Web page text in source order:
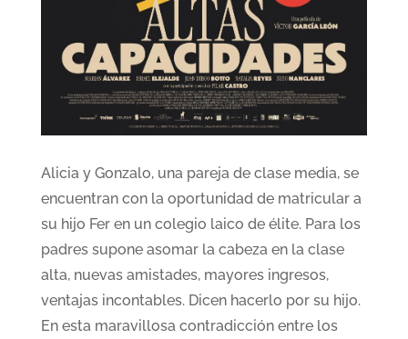
Alicia y Gonzalo, una pareja de clase media, se
encuentran con la oportunidad de matricular a
su hijo Fer en un colegio laico de élite. Para los
padres supone asomar la cabeza en la clase
alta, nuevas amistades, mayores ingresos,
ventajas incontables. Dicen hacerlo por su hijo.
En esta maravillosa contradicción entre los